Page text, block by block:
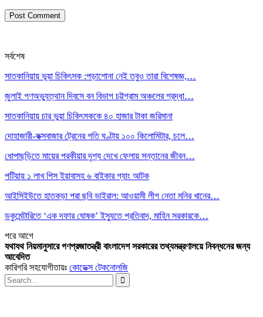
সর্বশেষ
সাতকানিয়ায় ভূয়া চিকিৎসক :পড়াশোনা নেই তবুও তারা বিশেষজ্ঞ,…
জুলাই গণঅভ্যুত্থান দিবসে বন বিভাগ চট্টগ্রাম অঞ্চলের শ্রদ্ধা…
সাতকানিয়ায় চার ভুয়া চিকিৎসককে ৪০ হাজার টাকা জরিমানা
দোহাজারী-কক্সবাজার ট্রেনের গতি ঘণ্টায় ১০০ কিলোমিটার, চলে…
ধোপাছড়িতে মায়ের পরকীয়ার দৃশ্য দেখে ফেলায় সন্তানের জীবন…
পটিয়ায় ১ লাখ পিস ইয়াবাসহ ৬ বাইকার গ্যাং আটক
আইসিইউতে হাতকড়া পরা ছবি ভাইরাল: আওয়ামী লীগ নেতা মনির খানের…
ডকুমেন্টারিতে ‘এক দফার ঘোষক’ ইস্যুতে প্রতিবাদ, মাহিন সরকারকে…
পরেআগে
যথাযথ নিয়মানুসারে গণপ্রজাতন্ত্রী বাংলাদেশ সরকারের তথ্যমন্ত্রণালয়ে নিবন্ধনের জন্য
আবেদিত
কারিগরি সহযোগীতায়ঃ কোডেক্স টেকনোলজি